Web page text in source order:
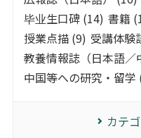
毕业生口碑 (14) 書籍
授業点描 (9) 受講体験
教養情報誌（日本語／
中国等への研究・留学
カテ